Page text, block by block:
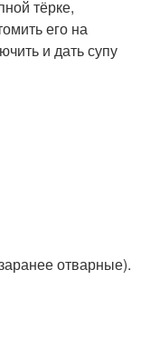
тёрке,
его на
и дать супу
отварные).